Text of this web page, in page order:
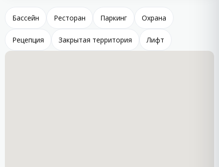
Бассейн Ресторан Паркинг Охрана
Рецепция Закрытая территория Лифт